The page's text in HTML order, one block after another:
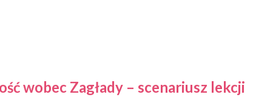
wobec Zagłady – scenariusz lekcji